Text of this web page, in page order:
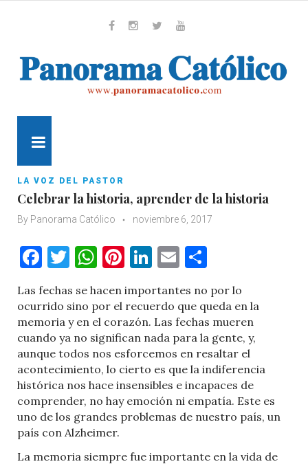
LA VOZ DEL PASTOR
Celebrar la historia, aprender de la historia
By Panorama Católico noviembre 6, 2017
Facebook
Twitter
WhatsApp
Pinterest
LinkedIn
Email
Las fechas se hacen importantes no por lo
ocurrido sino por el recuerdo que queda en la
memoria y en el corazón. Las fechas mueren
cuando ya no significan nada para la gente, y,
aunque todos nos esforcemos en resaltar el
acontecimiento, lo cierto es que la indiferencia
histórica nos hace insensibles e incapaces de
comprender, no hay emoción ni empatía. Este es
uno de los grandes problemas de nuestro país, un
país con Alzheimer.
La memoria siempre fue importante en la vida de